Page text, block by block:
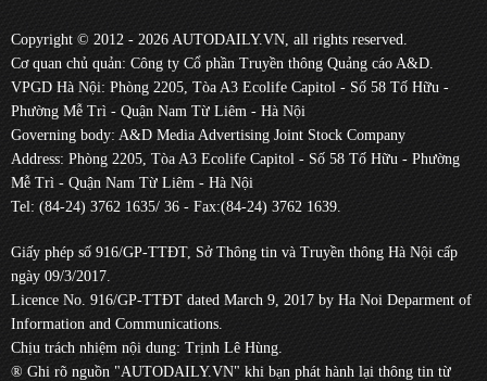
Copyright © 2012 - 2026 AUTODAILY.VN, all rights reserved.
Cơ quan chủ quản: Công ty Cổ phần Truyền thông Quảng cáo A&D.
VPGD Hà Nội: Phòng 2205, Tòa A3 Ecolife Capitol - Số 58 Tố Hữu -
Phường Mễ Trì - Quận Nam Từ Liêm - Hà Nội
Governing body: A&D Media Advertising Joint Stock Company
Address: Phòng 2205, Tòa A3 Ecolife Capitol - Số 58 Tố Hữu - Phường
Mễ Trì - Quận Nam Từ Liêm - Hà Nội
Tel: (84-24) 3762 1635/ 36 - Fax:(84-24) 3762 1639.
Giấy phép số 916/GP-TTĐT, Sở Thông tin và Truyền thông Hà Nội cấp
ngày 09/3/2017.
Licence No. 916/GP-TTĐT dated March 9, 2017 by Ha Noi Deparment of
Information and Communications.
Chịu trách nhiệm nội dung: Trịnh Lê Hùng.
® Ghi rõ nguồn "AUTODAILY.VN" khi bạn phát hành lại thông tin từ